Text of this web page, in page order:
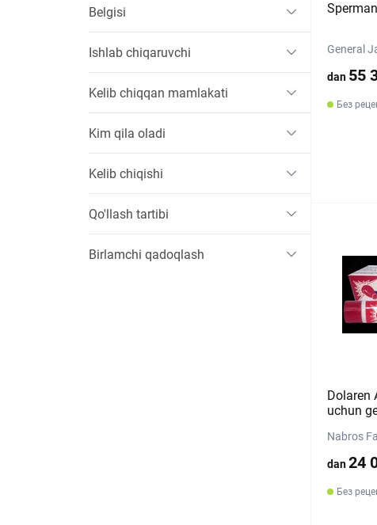
Belgisi
Ishlab chiqaruvchi
Kelib chiqqan mamlakati
Kim qila oladi
Kelib chiqishi
Qo'llash tartibi
Birlamchi qadoqlash
General
dan 55
Без
Dolaren
uchun
Nabros
dan24
Без